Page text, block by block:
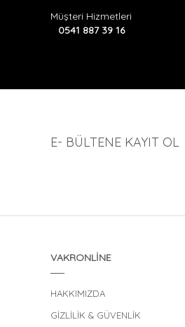
Müşteri Hizmetleri
0541 887 39 16
E- BÜLTENE KAYIT OL
VAKRONLİNE
HAKKIMIZDA
GİZLİLİK & GÜVENLİK